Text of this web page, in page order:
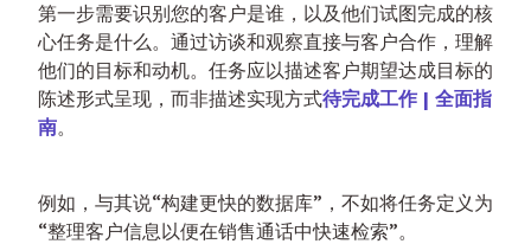
第一步需要识别您的客户是谁，以及他们试图完成的核
心任务是什么。通过访谈和观察直接与客户合作，理解
他们的目标和动机。任务应以描述客户期望达成目标的
陈述形式呈现，而非描述实现方式待完成工作 | 全面指
南。
例如，与其说“构建更快的数据库”，不如将任务定义为
“整理客户信息以便在销售通话中快速检索”。